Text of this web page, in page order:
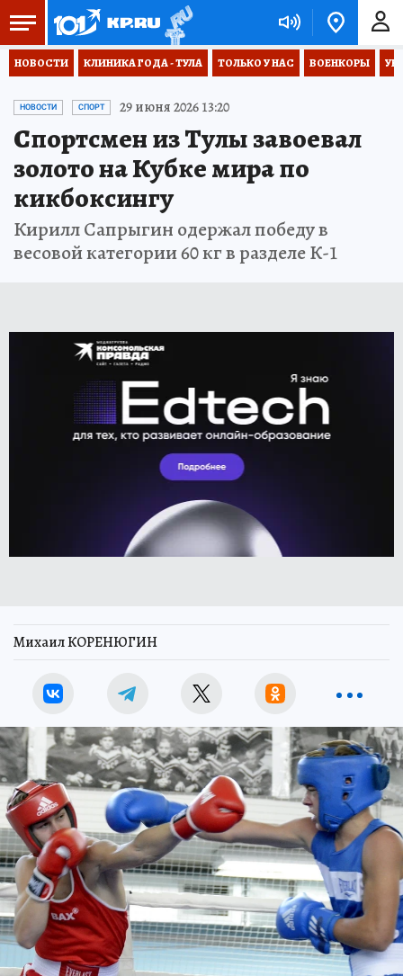
НОВОСТИ КЛИНИКА ГОДА - ТУЛА ТОЛЬКО У НАС ВОЕНКОРЫ
НОВОСТИ СПОРТ 29 июня 2026 13:20
Спортсмен из Тулы завоевал
золото на Кубке мира по
кикбоксингу
Кирилл Сапрыгин одержал победу в
весовой категории 60 кг в разделе К-1
Михаил КОРЕНЮГИН